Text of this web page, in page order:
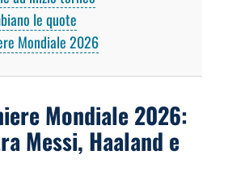
le quote
Mondiale 2026
Mondiale 2026:
Messi, Haaland e